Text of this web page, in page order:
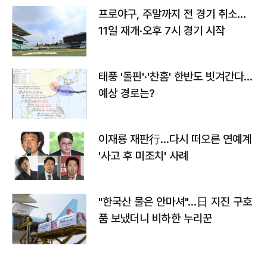
프로야구, 주말까지 전 경기 취소…
11일 재개·오후 7시 경기 시작
태풍 '돌핀'·'찬홈' 한반도 빗겨간다…
예상 경로는?
이재룡 재판行…다시 떠오른 연예계
'사고 후 미조치' 사례
"한국산 물은 안마셔"…日 지진 구호
품 보냈더니 비하한 누리꾼